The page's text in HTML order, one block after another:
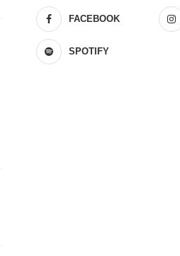
FACEBOOK
SPOTIFY